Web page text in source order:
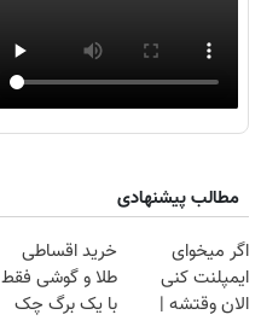
مطالب پیشنهادی
اگر میخوای
ایمپلنت کنی
الان وقتشه |
خرید اقساطی
طلا و گوشی فقط
با یک برگ چک